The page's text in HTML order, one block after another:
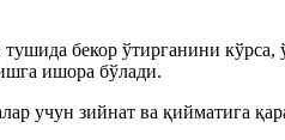
бекор ўтирганини
ишора бўлади.
учун зийнат ва қийматига